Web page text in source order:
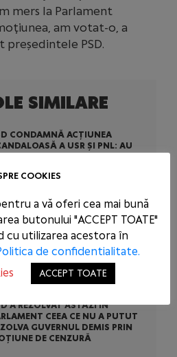
mers la Parlament
am votat-o, a
președintele PSD.
SIMILARE
CONDAMNĂ ACȚIUNEA
A USR ȘI PNL: AU
A-L SCĂPA PE
CERE INTERVENȚIA URGENTĂ A
STATULUI
ABUZURILOR COMISE
USR ÎN TENTATIVA DE A-L SALVA
CONDAMNATUL DOMINIC FRITZ
A REZOLVAT ASTĂZI ÎN
CEEA CE NU A PUTUT
GUVERNUL DEMIS PRIN
DE CENZURĂ
COOKIES
a vă oferi cea mai bună
butonului "ACCEPT TOATE"
cu utilizarea acestora în
de confidentialitate.
ACCEPT TOATE